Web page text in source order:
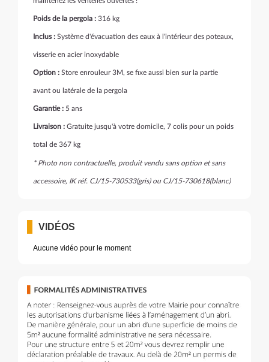
Poids de la pergola : 316 kg
Inclus : Système d'évacuation des eaux à l'intérieur des poteaux,
visserie en acier inoxydable
Option : Store enrouleur 3M, se fixe aussi bien sur la partie
avant ou latérale de la pergola
Garantie : 5 ans
Livraison : Gratuite jusqu'à votre domicile, 7 colis pour un poids
total de 367 kg
* Photo non contractuelle, produit vendu sans option et sans
accessoire, IK réf. CJ/15-730533(gris) ou CJ/15-730618(blanc)
VIDÉOS
Aucune vidéo pour le moment